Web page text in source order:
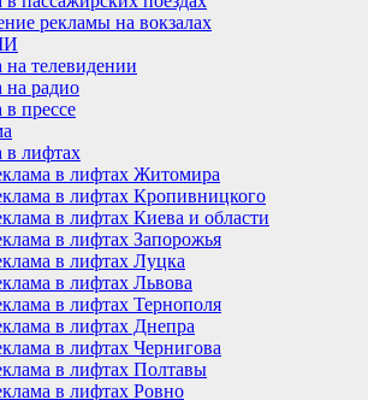
рекламы на вокзалах
на телевидении
на радио
в прессе
в лифтах
в лифтах Житомира
в лифтах Кропивницкого
в лифтах Киева и области
в лифтах Запорожья
в лифтах Луцка
в лифтах Львова
в лифтах Тернополя
в лифтах Днепра
в лифтах Чернигова
в лифтах Полтавы
в лифтах Ровно